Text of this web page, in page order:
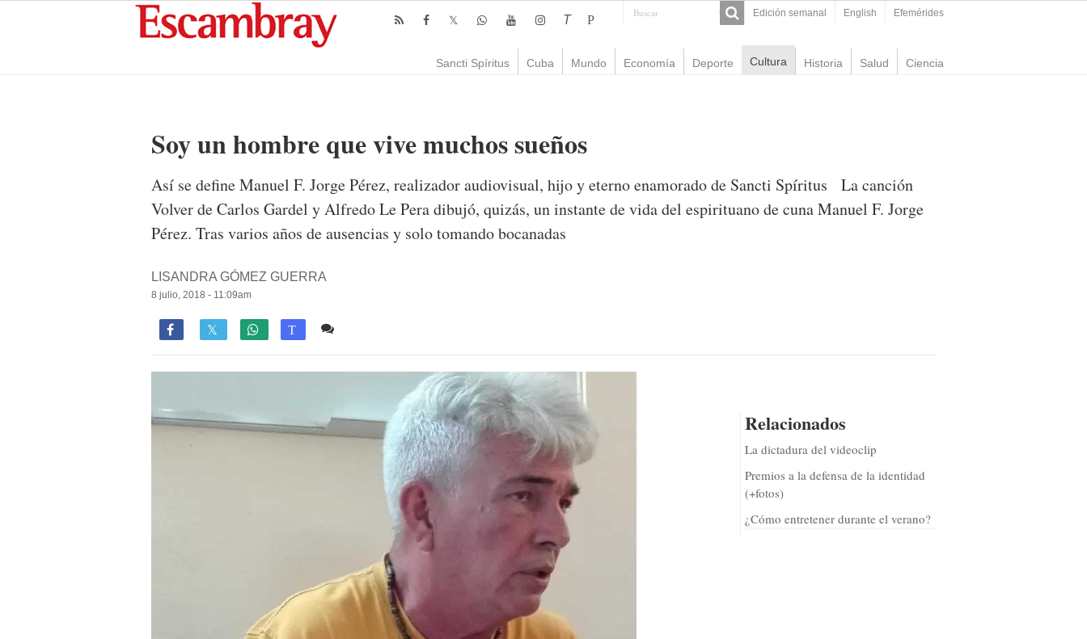
Edición semanal English Efemérides
T P
Sancti Spíritus Cuba Mundo Economía Deporte Cultura Historia Salud Ciencia
Soy un hombre que vive muchos sueños
Así se define Manuel F. Jorge Pérez, realizador audiovisual, hijo y eterno enamorado de Sancti Spíritus La canción
Volver de Carlos Gardel y Alfredo Le Pera dibujó, quizás, un instante de vida del espirituano de cuna Manuel F. Jorge
Pérez. Tras varios años de ausencias y solo tomando bocanadas
LISANDRA GÓMEZ GUERRA
8 julio, 2018 - 11:09am
 T
Relacionados
La dictadura del videoclip
Premios a la defensa de la identidad
(+fotos)
¿Cómo entretener durante el verano?